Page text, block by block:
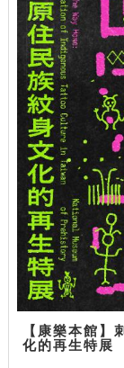
【康樂本館】
化的再生特展